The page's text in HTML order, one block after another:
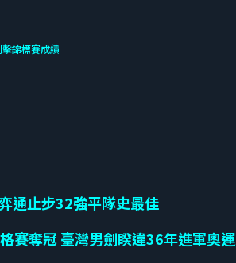
錦標賽成績
通止步32強平隊史最佳
賽奪冠 臺灣男劍睽違36年進軍奧運